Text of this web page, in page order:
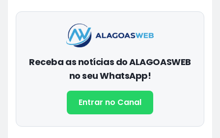
Receba as notícias do ALAGOASWEB
no seu WhatsApp!
Entrar no Canal